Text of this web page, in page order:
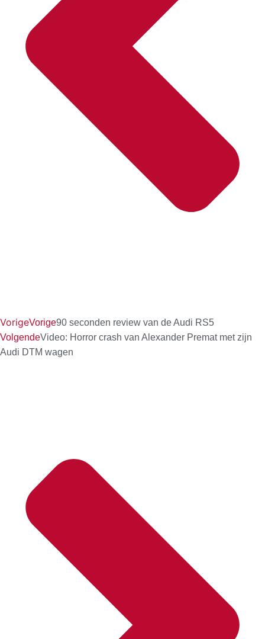
VorigeVorige90 seconden review van de Audi RS5
VolgendeVideo: Horror crash van Alexander Premat met zijn
Audi DTM wagen